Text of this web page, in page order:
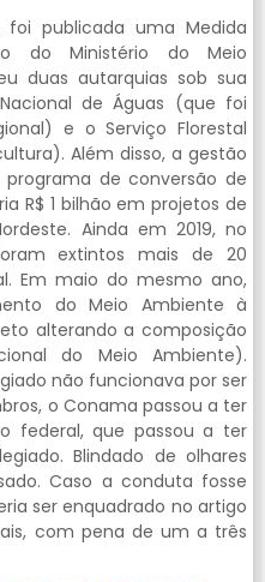
publicada uma Medida
do Ministério do Meio
duas autarquias sob sua
de Águas (que foi
e o Serviço Florestal
Além disso, a gestão
de conversão de
R$ 1 bilhão em projetos de
Ainda em 2019, no
extintos mais de 20
Em maio do mesmo ano,
do Meio Ambiente à
alterando a composição
do Meio Ambiente).
não funcionava por ser
o Conama passou a ter
federal, que passou a ter
Blindado de olhares
Caso a conduta fosse
ser enquadrado no artigo
com pena de um a três